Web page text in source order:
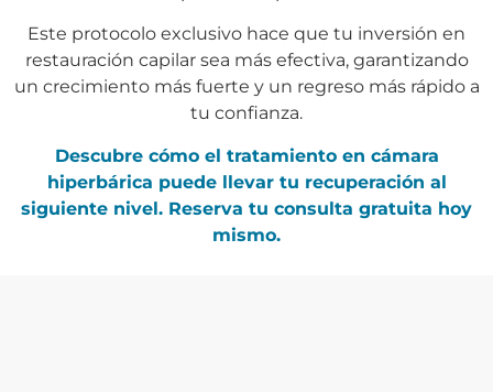
Este protocolo exclusivo hace que tu inversión en
restauración capilar sea más efectiva, garantizando
un crecimiento más fuerte y un regreso más rápido a
tu confianza.
Descubre cómo el tratamiento en cámara
hiperbárica puede llevar tu recuperación al
siguiente nivel. Reserva tu consulta gratuita hoy
mismo.